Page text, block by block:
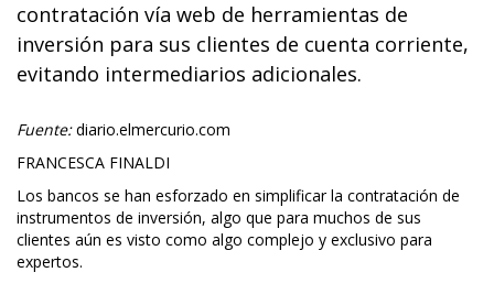
contratación vía web de herramientas de
inversión para sus clientes de cuenta corriente,
evitando intermediarios adicionales.
Fuente:diario.elmercurio.com
FRANCESCA FINALDI
Los bancos se han esforzado en simplificar la contratación de
instrumentos de inversión, algo que para muchos de sus
clientes aún es visto como algo complejo y exclusivo para
expertos.